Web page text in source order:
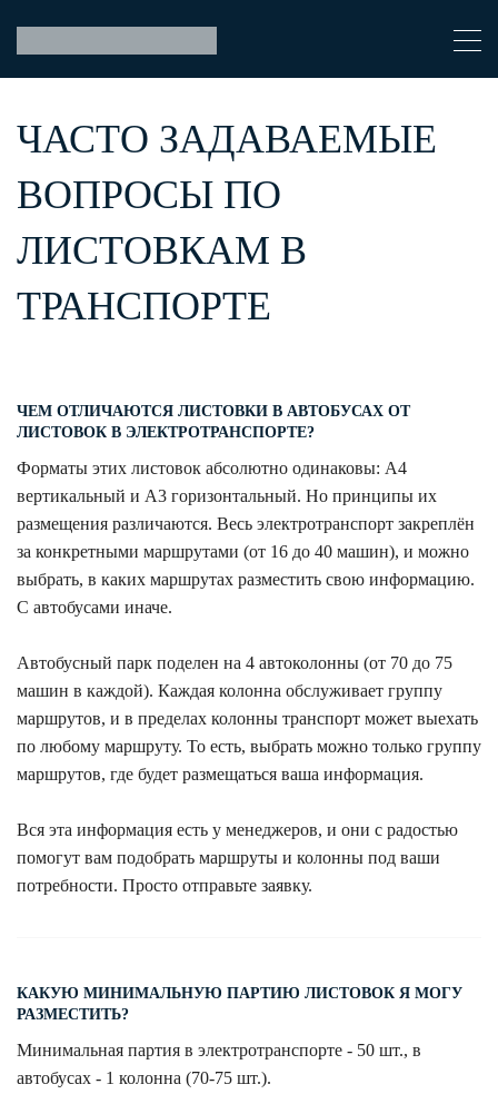
ЧАСТО ЗАДАВАЕМЫЕ
ВОПРОСЫ ПО
ЛИСТОВКАМ В
ТРАНСПОРТЕ
ЧЕМ ОТЛИЧАЮТСЯ ЛИСТОВКИ В АВТОБУСАХ ОТ
ЛИСТОВОК В ЭЛЕКТРОТРАНСПОРТЕ?
Форматы этих листовок абсолютно одинаковы: А4
вертикальный и А3 горизонтальный. Но принципы их
размещения различаются. Весь электротранспорт закреплён
за конкретными маршрутами (от 16 до 40 машин), и можно
выбрать, в каких маршрутах разместить свою информацию.
С автобусами иначе.
Автобусный парк поделен на 4 автоколонны (от 70 до 75
машин в каждой). Каждая колонна обслуживает группу
маршрутов, и в пределах колонны транспорт может выехать
по любому маршруту. То есть, выбрать можно только группу
маршрутов, где будет размещаться ваша информация.
Вся эта информация есть у менеджеров, и они с радостью
помогут вам подобрать маршруты и колонны под ваши
потребности. Просто отправьте заявку.
КАКУЮ МИНИМАЛЬНУЮ ПАРТИЮ ЛИСТОВОК Я МОГУ
РАЗМЕСТИТЬ?
Минимальная партия в электротранспорте - 50 шт., в
автобусах - 1 колонна (70-75 шт.).